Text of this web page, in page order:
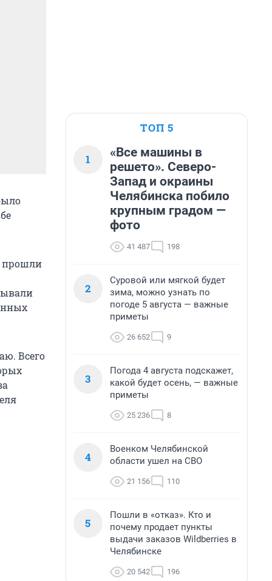
прошли
Всего
ТОП 5
1
«Все машины в
решето». Северо-
Запад и окраины
Челябинска побило
крупным градом —
фото
41 487 198
2
Суровой или мягкой будет
зима, можно узнать по
погоде 5 августа — важные
приметы
26 652 9
3
Погода 4 августа подскажет,
какой будет осень, — важные
приметы
25 236 8
4
Военком Челябинской
области ушел на СВО
21 156 110
5
Пошли в «отказ». Кто и
почему продает пункты
выдачи заказов Wildberries в
Челябинске
20 542 196